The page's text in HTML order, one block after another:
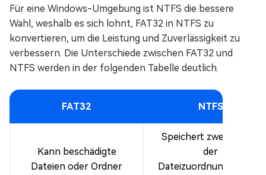
Für eine Windows-Umgebung ist NTFS die bessere
Wahl, weshalb es sich lohnt, FAT32 in NTFS zu
konvertieren, um die Leistung und Zuverlässigkeit zu
verbessern. Die Unterschiede zwischen FAT32 und
NTFS werden in der folgenden Tabelle deutlich.
FAT32 NTFS
Kann beschädigte
Dateien oder Ordner
Speichert zwei Kopien
der
Dateizuordnungstabelle